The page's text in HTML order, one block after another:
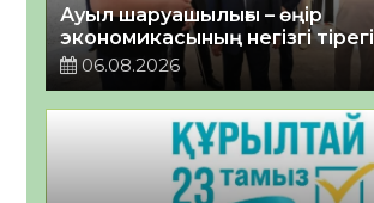
Ауыл шаруашылығы – өңір
экономикасының негізгі тірегі
06.08.2026